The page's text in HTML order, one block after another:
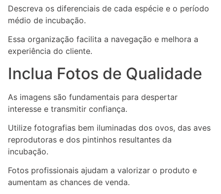
Descreva os diferenciais de cada espécie e o período
médio de incubação.
Essa organização facilita a navegação e melhora a
experiência do cliente.
Inclua Fotos de Qualidade
As imagens são fundamentais para despertar
interesse e transmitir confiança.
Utilize fotografias bem iluminadas dos ovos, das aves
reprodutoras e dos pintinhos resultantes da
incubação.
Fotos profissionais ajudam a valorizar o produto e
aumentam as chances de venda.